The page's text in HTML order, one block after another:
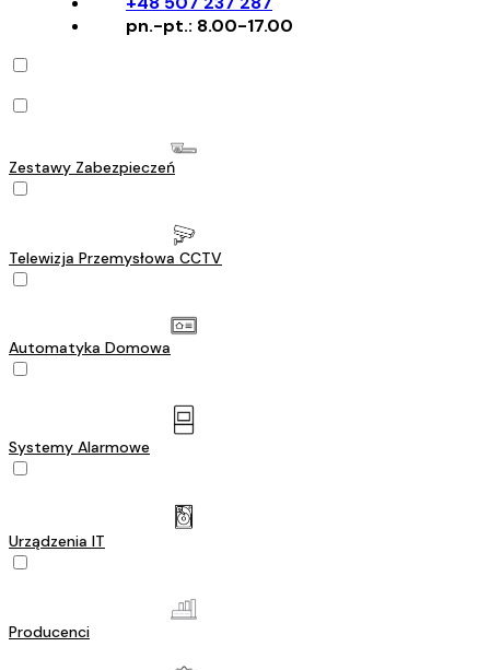
pn.-pt.: 8.00-17.00
Zestawy Zabezpieczeń
Telewizja Przemysłowa CCTV
Automatyka Domowa
Systemy Alarmowe
Urządzenia IT
Producenci